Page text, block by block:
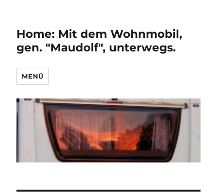
Home: Mit dem Wohnmobil,
gen. "Maudolf", unterwegs.
MENÜ